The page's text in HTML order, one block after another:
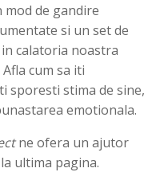
mod de gandire
si un set de
calatoria noastra
cum sa iti
sporesti stima de sine,
emotionala.
ne ofera un ajutor
ultima pagina.